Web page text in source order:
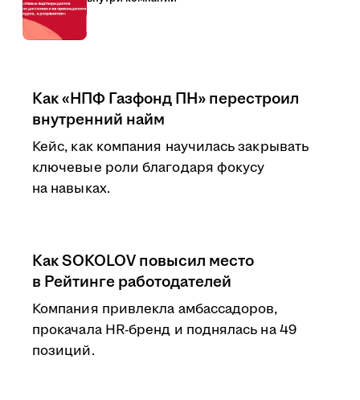
Как «НПФ Газфонд ПН» перестроил
внутренний найм
Кейс, как компания научилась закрывать
ключевые роли благодаря фокусу
на навыках.
Как SOKOLOV повысил место
в Рейтинге работодателей
Компания привлекла амбассадоров,
прокачала HR-бренд и поднялась на 49
позиций.